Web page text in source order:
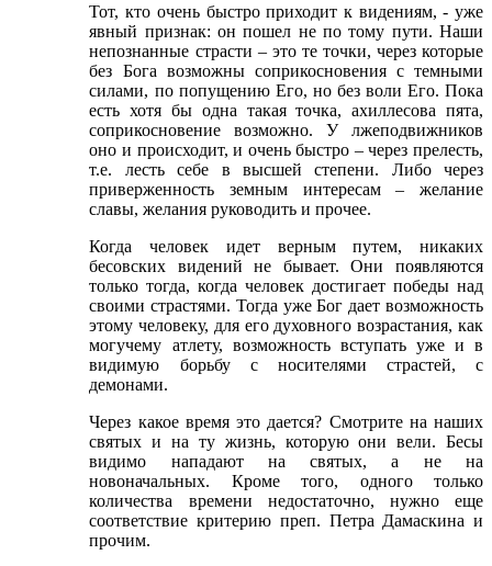
Тот, кто очень быстро приходит к видениям, - уже
явный признак: он пошел не по тому пути. Наши
непознанные страсти – это те точки, через которые
без Бога возможны соприкосновения с темными
силами, по попущению Его, но без воли Его. Пока
есть хотя бы одна такая точка, ахиллесова пята,
соприкосновение возможно. У лжеподвижников
оно и происходит, и очень быстро – через прелесть,
т.е. лесть себе в высшей степени. Либо через
приверженность земным интересам – желание
славы, желания руководить и прочее.
Когда человек идет верным путем, никаких
бесовских видений не бывает. Они появляются
только тогда, когда человек достигает победы над
своими страстями. Тогда уже Бог дает возможность
этому человеку, для его духовного возрастания, как
могучему атлету, возможность вступать уже и в
видимую борьбу с носителями страстей, с
демонами.
Через какое время это дается? Смотрите на наших
святых и на ту жизнь, которую они вели. Бесы
видимо нападают на святых, а не на
новоначальных. Кроме того, одного только
количества времени недостаточно, нужно еще
соответствие критерию преп. Петра Дамаскина и
прочим.